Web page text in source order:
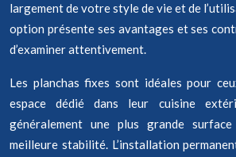
largement de votre style de vie et de
option présente ses avantages et ses
d’examiner attentivement.
Les planchas fixes sont idéales pour
espace dédié dans leur cuisine
généralement une plus grande
meilleure stabilité. L’installation